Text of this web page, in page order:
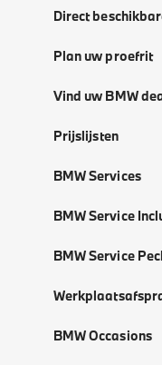
Direct
Plan uw proefrit
Vind uw BMW
Prijslijsten
BMW Services
BMW Service
BMW Service
BMW Occasions